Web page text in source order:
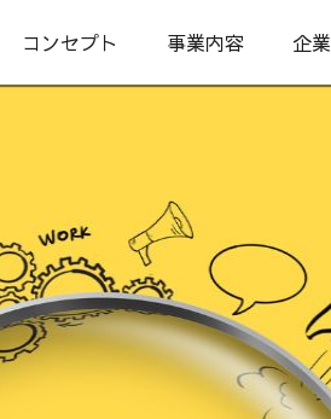
コンセプト 事業内容 企